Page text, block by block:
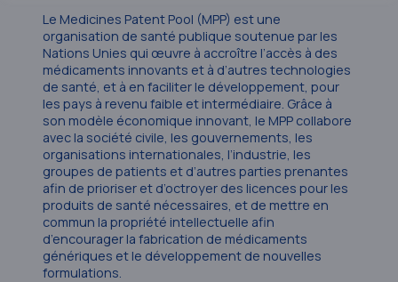
Le Medicines Patent Pool (MPP) est une
organisation de santé publique soutenue par les
Nations Unies qui œuvre à accroître l’accès à des
médicaments innovants et à d’autres technologies
de santé, et à en faciliter le développement, pour
les pays à revenu faible et intermédiaire. Grâce à
son modèle économique innovant, le MPP collabore
avec la société civile, les gouvernements, les
organisations internationales, l’industrie, les
groupes de patients et d’autres parties prenantes
afin de prioriser et d’octroyer des licences pour les
produits de santé nécessaires, et de mettre en
commun la propriété intellectuelle afin
d’encourager la fabrication de médicaments
génériques et le développement de nouvelles
formulations.